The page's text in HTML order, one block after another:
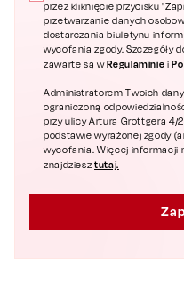
przez kliknięcie przycisku
przetwarzanie danych
dostarczania biuletynu
wycofania zgody. Szczegóły
zawarte są wRegulaminie i
Administratorem Twoich
ograniczoną
przy ulicy Artura Grottgera 4/
podstawie wyrażonej zgody
wycofania. Więcej informacji
znajdziesztutaj.